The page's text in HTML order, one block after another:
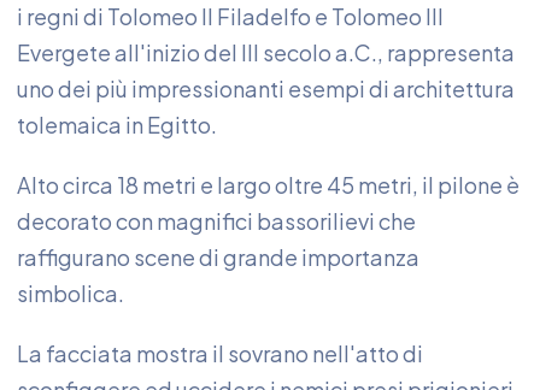
i regni di Tolomeo II Filadelfo e Tolomeo III
Evergete all'inizio del III secolo a.C., rappresenta
uno dei più impressionanti esempi di architettura
tolemaica in Egitto.
Alto circa 18 metri e largo oltre 45 metri, il pilone è
decorato con magnifici bassorilievi che
raffigurano scene di grande importanza
simbolica.
La facciata mostra il sovrano nell'atto di